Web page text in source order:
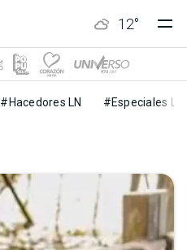
12°
#Hacedores LN #Especiales LN